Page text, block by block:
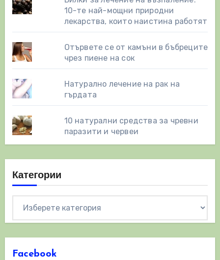
10-те най-мощни природни
лекарства, които наистина работят
Отървете се от камъни в бъбреците
чрез пиене на сок
Натурално лечение на рак на
гърдата
10 натурални средства за чревни
паразити и червеи
Категории
Facebook